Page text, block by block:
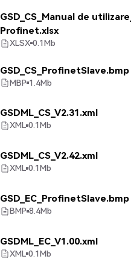
GSD_CS_Manual de
Profinet.xlsx
XLSX 0.1Mb
GSD_CS_ProfinetSlave.bmp
MBP 1.4Mb
GSDML_CS_V2.31.xml
XML 0.1Mb
GSDML_CS_V2.42.xml
XML 0.1Mb
GSD_EC_ProfinetSlave.bmp
BMP 8.4Mb
GSDML_EC_V1.00.xml
XML 0.1Mb